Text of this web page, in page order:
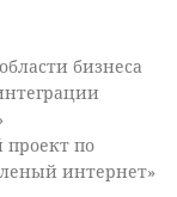
бизнеса
по
интернет»